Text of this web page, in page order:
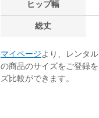
ヒップ幅
総丈
マイページより、レンタ
の商品のサイズをご登録
ズ比較ができます。